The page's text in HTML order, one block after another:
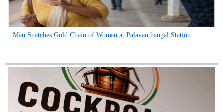
Man Snatches Gold Chain of Woman at Palavanthangal Station...